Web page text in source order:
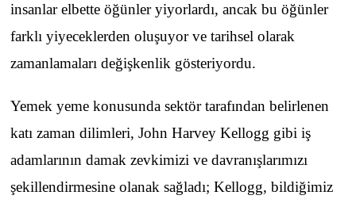
insanlar elbette öğünler yiyorlardı, ancak bu öğünler
farklı yiyeceklerden oluşuyor ve tarihsel olarak
zamanlamaları değişkenlik gösteriyordu.
Yemek yeme konusunda sektör tarafından belirlenen
katı zaman dilimleri, John Harvey Kellogg gibi iş
adamlarının damak zevkimizi ve davranışlarımızı
şekillendirmesine olanak sağladı; Kellogg, bildiğimiz